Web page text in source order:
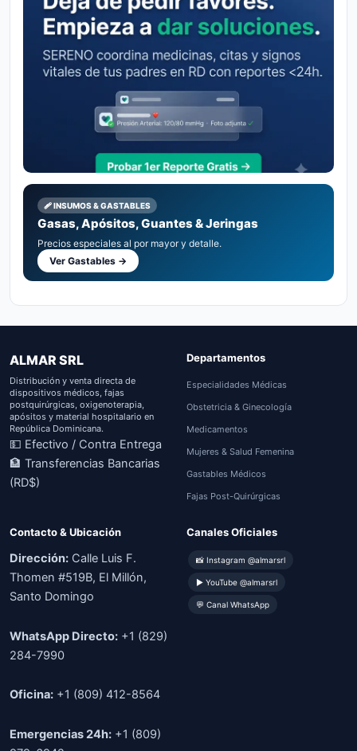
🩹 INSUMOS & GASTABLES
Gasas, Apósitos, Guantes & Jeringas
Precios especiales al por mayor y detalle.
Ver Gastables →
ALMAR SRL
Distribución y venta directa de
dispositivos médicos, fajas
postquirúrgicas, oxigenoterapia,
apósitos y material hospitalario en
República Dominicana.
💵 Efectivo / Contra Entrega
🏦 Transferencias Bancarias
(RD$)
Departamentos
Especialidades Médicas
Obstetricia & Ginecología
Medicamentos
Mujeres & Salud Femenina
Gastables Médicos
Fajas Post-Quirúrgicas
Contacto & Ubicación
Dirección: Calle Luis F.
Thomen #519B, El Millón,
Santo Domingo
WhatsApp Directo: +1 (829)
284-7990
Oficina: +1 (809) 412-8564
Emergencias 24h: +1 (809)
Canales Oficiales
📸 Instagram @almarsrl
▶ YouTube @almarsrl
💬 Canal WhatsApp